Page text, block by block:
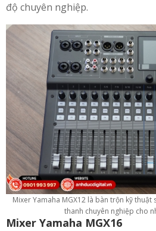
độ chuyên nghiệp.
Mixer Yamaha MGX12 là bàn trộn kỹ thuật
thanh chuyên nghiệp cho
Mixer Yamaha MGX16